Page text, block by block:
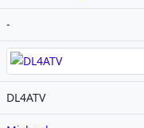
-
DL4ATV